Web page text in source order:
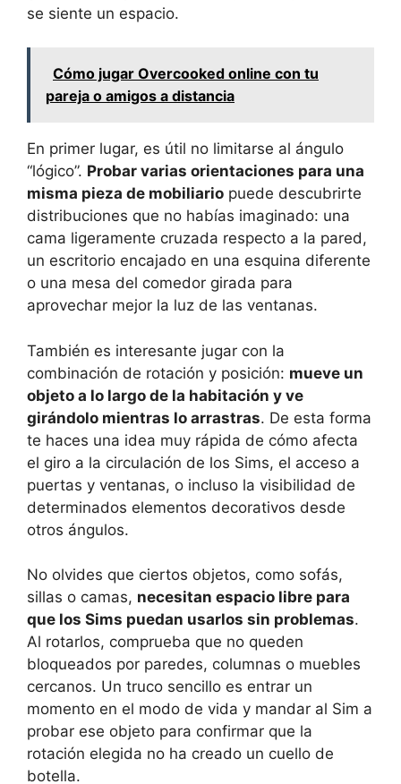
se siente un espacio.
Cómo jugar Overcooked online con tu
pareja o amigos a distancia
En primer lugar, es útil no limitarse al ángulo
“lógico”. Probar varias orientaciones para una
misma pieza de mobiliario puede descubrirte
distribuciones que no habías imaginado: una
cama ligeramente cruzada respecto a la pared,
un escritorio encajado en una esquina diferente
o una mesa del comedor girada para
aprovechar mejor la luz de las ventanas.
También es interesante jugar con la
combinación de rotación y posición: mueve un
objeto a lo largo de la habitación y ve
girándolo mientras lo arrastras. De esta forma
te haces una idea muy rápida de cómo afecta
el giro a la circulación de los Sims, el acceso a
puertas y ventanas, o incluso la visibilidad de
determinados elementos decorativos desde
otros ángulos.
No olvides que ciertos objetos, como sofás,
sillas o camas, necesitan espacio libre para
que los Sims puedan usarlos sin problemas.
Al rotarlos, comprueba que no queden
bloqueados por paredes, columnas o muebles
cercanos. Un truco sencillo es entrar un
momento en el modo de vida y mandar al Sim a
probar ese objeto para confirmar que la
rotación elegida no ha creado un cuello de
botella.